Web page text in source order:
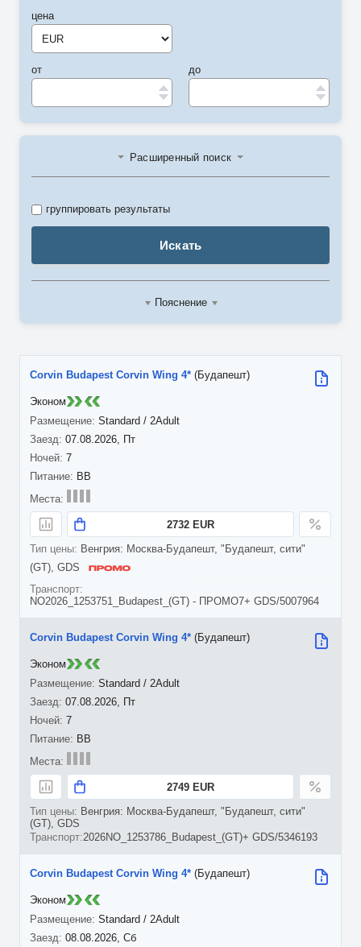
цена
от до
Расширенный поиск
Искать
группировать результаты
Пояснение
07.08.2026, Пт
7
Corvin Budapest Corvin Wing 4* (Будапешт)
Standard / 2Adult
BB
2732 EUR
Венгрия: Москва-Будапешт, "Будапешт, сити"
(GT), GDS
NO2026_1253751_Budapest_(GT) - ПРОМО7+ GDS/5007964
Эконом
07.08.2026, Пт
7
Corvin Budapest Corvin Wing 4* (Будапешт)
Standard / 2Adult
BB
2749 EUR
Венгрия: Москва-Будапешт, "Будапешт, сити"
(GT), GDS
2026NO_1253786_Budapest_(GT)+ GDS/5346193
Эконом
08.08.2026, Сб
Corvin Budapest Corvin Wing 4* (Будапешт)
Standard / 2Adult
Эконом